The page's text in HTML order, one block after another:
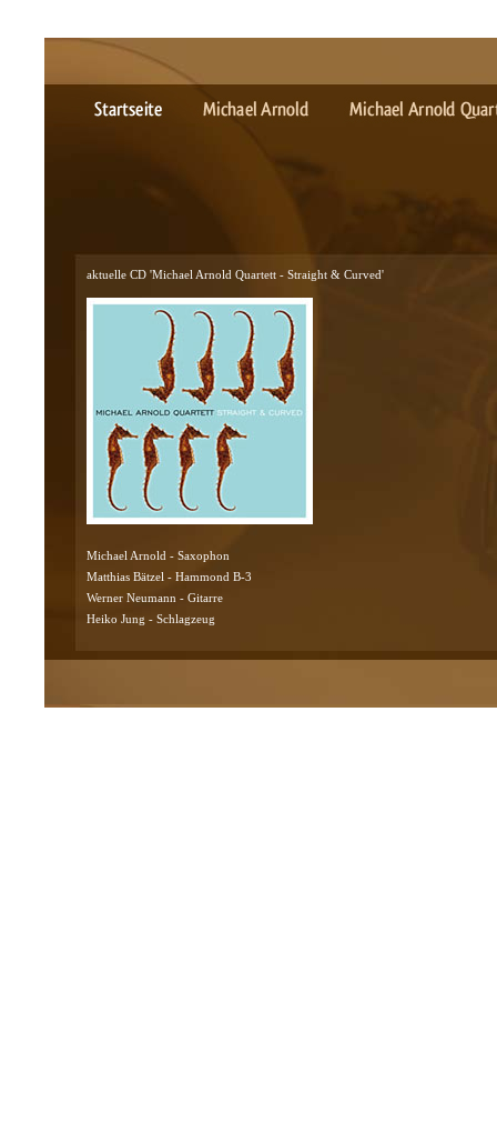
aktuelle CD 'Michael Arnold Quartett - Straight & Curved'
Michael Arnold - Saxophon
Matthias Bätzel - Hammond B-3
Werner Neumann - Gitarre
Heiko Jung - Schlagzeug